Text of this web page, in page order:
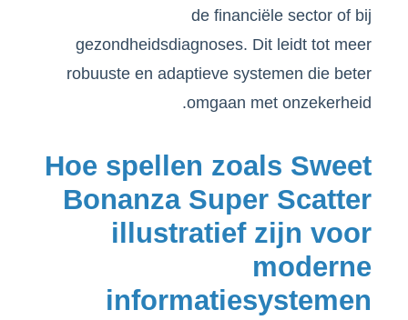
de financiële sector of bij
gezondheidsdiagnoses. Dit leidt tot meer
robuuste en adaptieve systemen die beter
omgaan met onzekerheid.
Hoe spellen zoals Sweet
Bonanza Super Scatter
illustratief zijn voor
moderne
informatiesystemen